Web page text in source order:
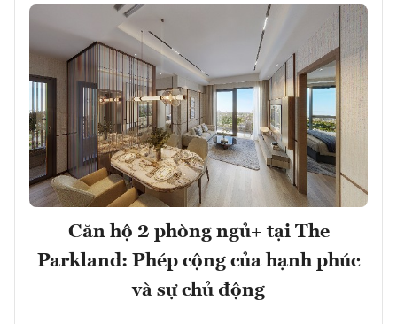
Căn hộ 2 phòng ngủ+ tại The
Parkland: Phép cộng của hạnh phúc
và sự chủ động